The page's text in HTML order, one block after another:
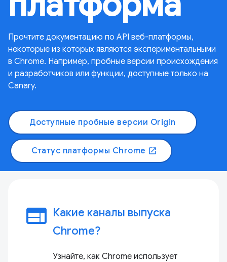
Прочтите документацию по API веб-платформы,
некоторые из которых являются экспериментальными
в Chrome. Например, пробные версии происхождения
и разработчиков или функции, доступные только на
Canary.
Доступные пробные версии Origin
Статус платформы Chrome open_in_new
web Какие каналы выпуска
Chrome?
Узнайте, как Chrome использует